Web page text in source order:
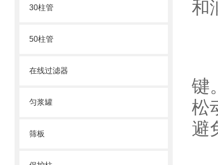
30柱管
50柱管
在线过滤器
匀浆罐
筛板
和
键
松
避